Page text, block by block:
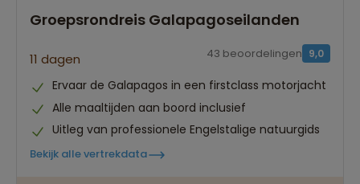
Groepsrondreis Galapagoseilanden
11 dagen 9,0
43 beoordelingen
Ervaar de Galapagos in een firstclass motorjacht
Alle maaltijden aan boord inclusief
Uitleg van professionele Engelstalige natuurgids
Bekijk alle vertrekdataBest beoordeelde reisroutes